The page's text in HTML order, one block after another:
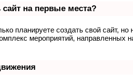
сайт на первые места?
планируете создать свой сайт,
мероприятий, направленных